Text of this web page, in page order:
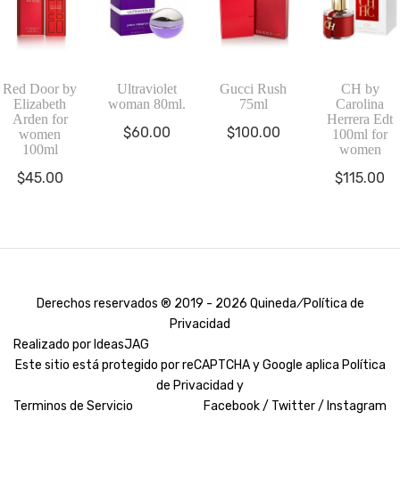
Red Door by
Elizabeth
Arden for
women
100ml
$45.00
Ultraviolet
woman 80ml.
$60.00
Gucci Rush
75ml
$100.00
CH by
Carolina
Herrera Edt
100ml for
women
$115.00
Derechos reservados ® 2019 - 2026 Quineda ⁄Política de
Privacidad
Realizado por IdeasJAG
Este sitio está protegido por reCAPTCHA y Google aplica Política
de Privacidad y
Terminos de Servicio
Facebook / Twitter / Instagram